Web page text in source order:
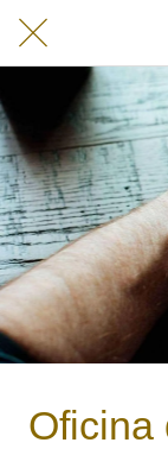
Oficina